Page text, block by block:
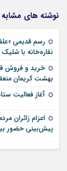
نوشته های مشابه
رسم قدیمی
نقاره‌خانه با
خرید و فروش
بهشت کریمان
آغاز فعالیت ستاد اسکان
اعزام زائران
پیش‌بینی حضور بیش از ۳ هزار زائر محلات در